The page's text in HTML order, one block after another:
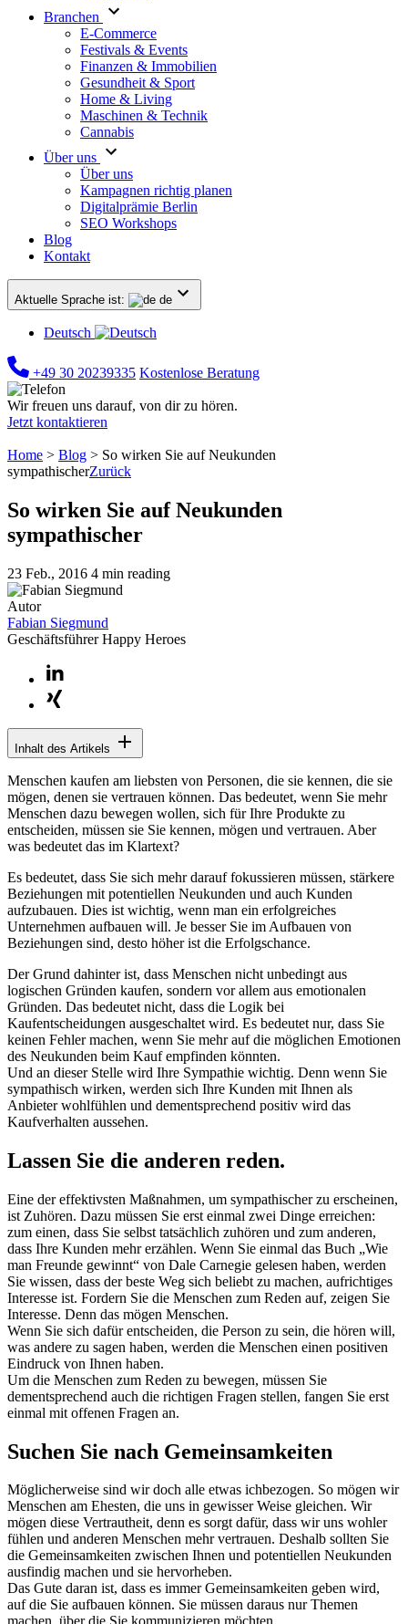
Branchen
E-Commerce
Festivals & Events
Finanzen & Immobilien
Gesundheit & Sport
Home & Living
Maschinen & Technik
Cannabis
Über uns
Über uns
Kampagnen richtig planen
Digitalprämie Berlin
SEO Workshops
Blog
Kontakt
Aktuelle Sprache ist: de
Deutsch
+49 30 20239335 Kostenlose Beratung
Wir freuen uns darauf, von dir zu hören.
Jetzt kontaktieren
Home > Blog > So wirken Sie auf Neukunden
sympathischerZurück
So wirken Sie auf Neukunden
sympathischer
23 Feb., 2016 4 min reading
Autor
Fabian Siegmund
Geschäftsführer Happy Heroes
Inhalt des Artikels
Menschen kaufen am liebsten von Personen, die sie kennen, die sie
mögen, denen sie vertrauen können. Das bedeutet, wenn Sie mehr
Menschen dazu bewegen wollen, sich für Ihre Produkte zu
entscheiden, müssen sie Sie kennen, mögen und vertrauen. Aber
was bedeutet das im Klartext?
Es bedeutet, dass Sie sich mehr darauf fokussieren müssen, stärkere
Beziehungen mit potentiellen Neukunden und auch Kunden
aufzubauen. Dies ist wichtig, wenn man ein erfolgreiches
Unternehmen aufbauen will. Je besser Sie im Aufbauen von
Beziehungen sind, desto höher ist die Erfolgschance.
Der Grund dahinter ist, dass Menschen nicht unbedingt aus
logischen Gründen kaufen, sondern vor allem aus emotionalen
Gründen. Das bedeutet nicht, dass die Logik bei
Kaufentscheidungen ausgeschaltet wird. Es bedeutet nur, dass Sie
keinen Fehler machen, wenn Sie mehr auf die möglichen Emotionen
des Neukunden beim Kauf empfinden könnten.
Und an dieser Stelle wird Ihre Sympathie wichtig. Denn wenn Sie
sympathisch wirken, werden sich Ihre Kunden mit Ihnen als
Anbieter wohlfühlen und dementsprechend positiv wird das
Kaufverhalten aussehen.
Lassen Sie die anderen reden.
Eine der effektivsten Maßnahmen, um sympathischer zu erscheinen,
ist Zuhören. Dazu müssen Sie erst einmal zwei Dinge erreichen:
zum einen, dass Sie selbst tatsächlich zuhören und zum anderen,
dass Ihre Kunden mehr erzählen. Wenn Sie einmal das Buch „Wie
man Freunde gewinnt“ von Dale Carnegie gelesen haben, werden
Sie wissen, dass der beste Weg sich beliebt zu machen, aufrichtiges
Interesse ist. Fordern Sie die Menschen zum Reden auf, zeigen Sie
Interesse. Denn das mögen Menschen.
Wenn Sie sich dafür entscheiden, die Person zu sein, die hören will,
was andere zu sagen haben, werden die Menschen einen positiven
Eindruck von Ihnen haben.
Um die Menschen zum Reden zu bewegen, müssen Sie
dementsprechend auch die richtigen Fragen stellen, fangen Sie erst
einmal mit offenen Fragen an.
Suchen Sie nach Gemeinsamkeiten
Möglicherweise sind wir doch alle etwas ichbezogen. So mögen wir
Menschen am Ehesten, die uns in gewisser Weise gleichen. Wir
mögen diese Vertrautheit, denn es sorgt dafür, dass wir uns wohler
fühlen und anderen Menschen mehr vertrauen. Deshalb sollten Sie
die Gemeinsamkeiten zwischen Ihnen und potentiellen Neukunden
ausfindig machen und sie hervorheben.
Das Gute daran ist, dass es immer Gemeinsamkeiten geben wird,
auf die Sie aufbauen können. Sie müssen daraus nur Themen